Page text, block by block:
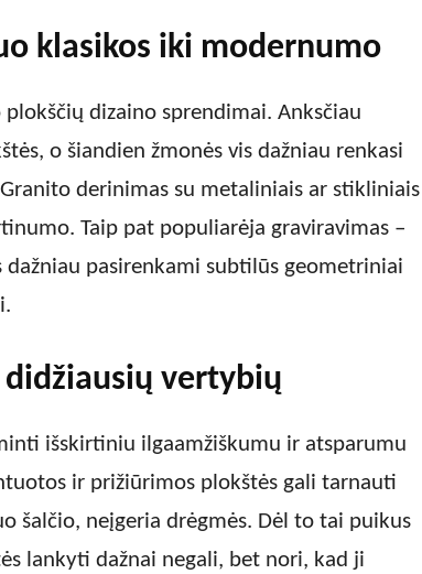
klasikos iki modernumo
dizaino sprendimai. Anksčiau
o šiandien žmonės vis dažniau renkasi
derinimas su metaliniais ar stikliniais
Taip pat populiarėja graviravimas –
pasirenkami subtilūs geometriniai
didžiausių vertybių
išskirtiniu ilgaamžiškumu ir atsparumu
ir prižiūrimos plokštės gali tarnauti
šalčio, neįgeria drėgmės. Dėl to tai puikus
lankyti dažnai negali, bet nori, kad ji